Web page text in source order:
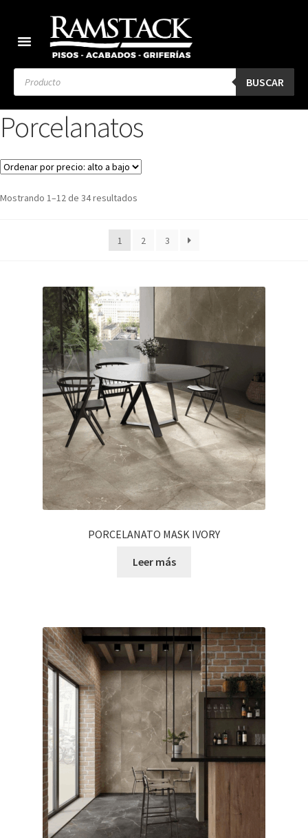
BUSCAR
Porcelanatos
Mostrando 1–12 de 34 resultados
1 2 3
PORCELANATO MASK IVORY
Leer más